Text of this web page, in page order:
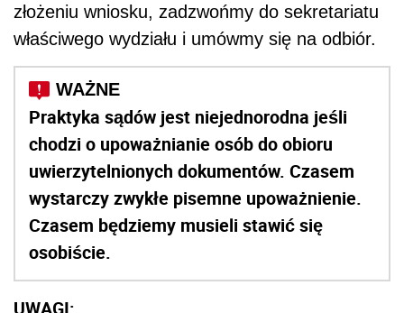
złożeniu wniosku, zadzwońmy do sekretariatu
właściwego wydziału i umówmy się na odbiór.
Praktyka sądów jest niejednorodna jeśli
chodzi o upoważnianie osób do obioru
uwierzytelnionych dokumentów. Czasem
wystarczy zwykłe pisemne upoważnienie.
Czasem będziemy musieli stawić się
osobiście.
UWAGI: